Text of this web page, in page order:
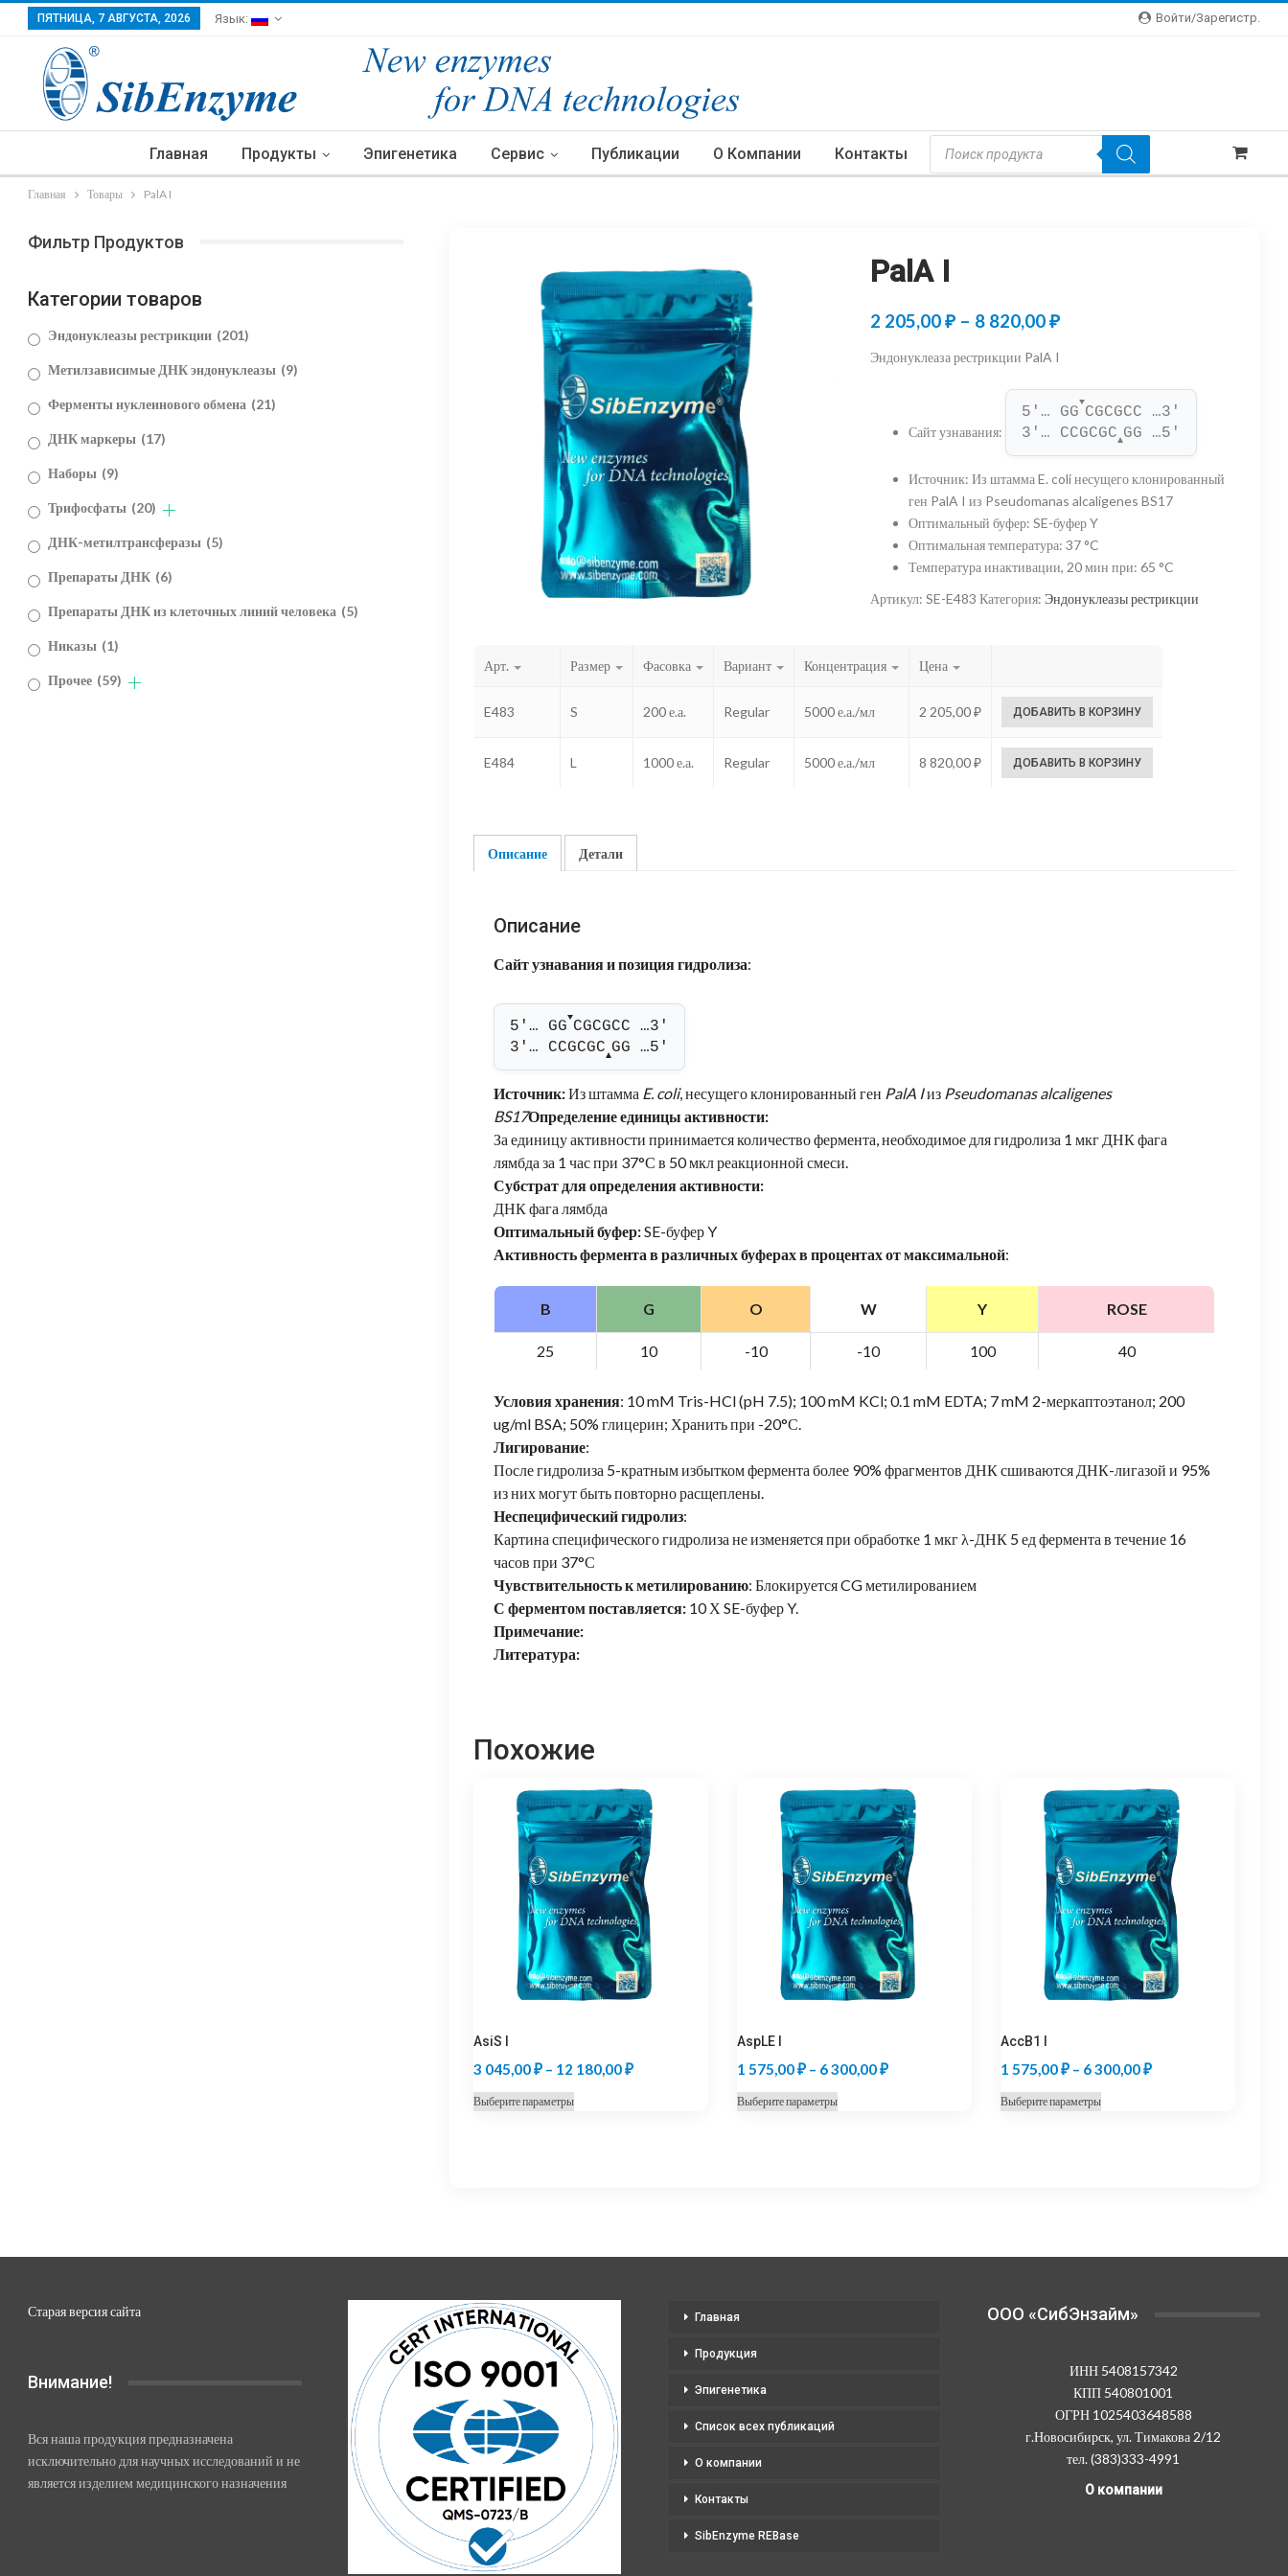
Войти/зарегистр.
ПЯТНИЦА, 7 АВГУСТА, 2026 Язык:
Главная Продукты Эпигенетика Сервис Публикации О Компании Контакты
Поиск
Товаров
Главная Товары PalA I
PalA I
2 205,00₽ – 8 820,00₽Диапазон
205,00 ₽
–
8
820,00 ₽
Эндонуклеаза рестрикции PalA I
Сайт узнавания:
5'… GG
▼
CGCGCC …3'
3'… CCGCGC▲GG …5'
Источник:Из штамма E. coli несущего клонированный
ген PalA I из Pseudomanas alcaligenes BS17
Оптимальный буфер:SE-буфер Y
Оптимальная температура:37 °C
Температура инактивации, 20 мин при:65 °C
Артикул:SE-E483 Категория:Эндонуклеазы рестрикции
Арт. Размер Фасовка Вариант Концентрация Цена
E483 S 200 е.а. Regular 5000 е.а./мл 2 205,00₽ ДОБАВИТЬ В КОРЗИНУ
E484 L 1000 е.а. Regular 5000 е.а./мл 8 820,00₽ ДОБАВИТЬ В КОРЗИНУ
Описание Детали
Описание
Сайт узнавания и позиция гидролиза:
5'… GG
▼
CGCGCC …3'
3'… CCGCGC▲GG …5'
Источник:Из штамма E. coli, несущего клонированный ген PalA Iиз Pseudomanas alcaligenes
BS17Определение единицы активности:
За единицу активности принимается количество фермента, необходимое для гидролиза 1 мкг ДНК фага
лямбда за 1 час при 37°С в 50 мкл реакционной смеси.
Субстрат для определения активности:
ДНК фага лямбда
Оптимальный буфер:SE-буфер Y
Активность фермента в различных буферах в процентах от максимальной:
B G O W Y ROSE
25 10 -10 -10 100 40
Условия хранения: 10 mM Tris-HCl (pH 7.5); 100 mM KCl; 0.1 mM EDTA; 7 mM 2-меркаптоэтанол; 200
ug/ml BSA; 50% глицерин; Хранить при -20°С.
Лигирование:
После гидролиза 5-кратным избытком фермента более 90% фрагментов ДНК сшиваются ДНК-лигазой и 95%
из них могут быть повторно расщеплены.
Неспецифический гидролиз:
Картина специфического гидролиза не изменяется при обработке 1 мкг λ-ДНК 5 ед фермента в течение 16
часов при 37°С
Чувствительность к метилированию: Блокируется CG метилированием
С ферментом поставляется: 10 Х SE-буфер Y.
Примечание:
Литература:
Похожие
AsiS I
3 045,00₽ – 12 180,00₽Диапазон
Выберите параметрыЭтот
выбрать
странице
AspLE I
1 575,00₽ – 6 300,00₽Диапазон
Выберите параметрыЭтот
выбрать
AccB1 I
1 575,00₽ – 6 300,00₽Диапазон
Выберите параметрыЭтот
выбрать
товара.
Фильтр Продуктов
Категории товаров
Эндонуклеазы рестрикции (201)
Метилзависимые ДНК эндонуклеазы (9)
Ферменты нуклеинового обмена (21)
ДНК маркеры (17)
Наборы (9)
Трифосфаты (20)
ДНК-метилтрансферазы (5)
Препараты ДНК (6)
Препараты ДНК из клеточных линий человека (5)
Никазы (1)
Прочее (59)
Старая версия сайта
Внимание!
Вся наша продукция предназначена
исключительно для научных исследований и не
является изделием медицинского назначения
Главная
Продукция
Эпигенетика
Список всех публикаций
О компании
Контакты
SibEnzyme REBase
OOO «СибЭнзайм»
ИНН 5408157342
КПП 540801001
ОГРН 1025403648588
г.Новосибирск, ул. Тимакова 2/12
тел. (383)333-4991
О компании